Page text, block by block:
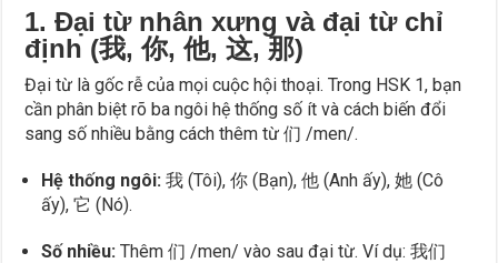
1. Đại từ nhân xưng và đại từ chỉ
định (我, 你, 他, 这, 那)
Đại từ là gốc rễ của mọi cuộc hội thoại. Trong HSK 1, bạn
cần phân biệt rõ ba ngôi hệ thống số ít và cách biến đổi
sang số nhiều bằng cách thêm từ 们 /men/.
Hệ thống ngôi: 我 (Tôi), 你 (Bạn), 他 (Anh ấy), 她 (Cô
ấy), 它 (Nó).
Số nhiều: Thêm 们 /men/ vào sau đại từ. Ví dụ: 我们